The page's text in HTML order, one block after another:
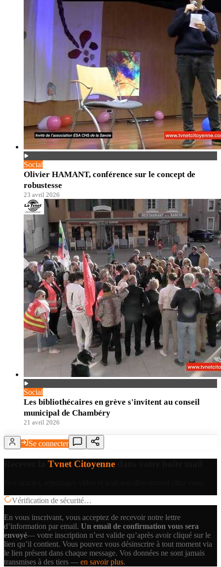
Social
Olivier HAMANT, conférence sur le concept de
robustesse
23 avril 2026
Social
Les bibliothécaires en grève s'invitent au conseil
municipal de Chambéry
21 avril 2026
Se connecter
Tvnet Citoyenne
Vérification de sécurité…
En vous inscrivant, vous acceptez de recevoir notre lettre
d’information par email. Un email de confirmation vous sera
envoyé— votre inscription n’est valide qu’après avoir cliqué sur le
lien qu’il contient. Vous pouvez vous désinscrire à tout moment via
le lien présent dans chaque message. Vos données ne sont jamais
transmises à des tiers — en savoir plus.